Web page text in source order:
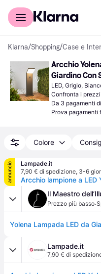
Per il tuo shopping
Klarna/Shopping/Case e
Arcchio
Giardino Con
protezione
LED, Grigio,
Confronta i prezzi
Da 3 pagamenti
Prova pagamenti
Colore
annuncio
Lampade.it
7,90 € di spedizione, 3-6
Il Maestro
Prezzo più basso·
Lampade.it
7,90 € di